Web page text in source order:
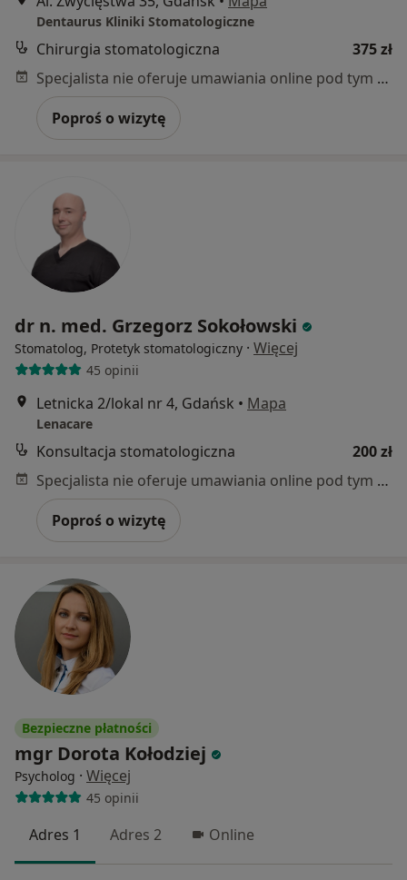
Dentaurus Kliniki Stomatologiczne
Chirurgia stomatologiczna
375 zł
Specjalista nie oferuje umawiania online pod tym adresem.
Poproś o wizytę
dr n. med. Grzegorz Sokołowski
Stomatolog, Protetyk stomatologiczny · Więcej
45 opinii
Letnicka 2/lokal nr 4, Gdańsk • Mapa
Lenacare
Konsultacja stomatologiczna
200 zł
Specjalista nie oferuje umawiania online pod tym adresem.
Poproś o wizytę
Bezpieczne płatności
mgr Dorota Kołodziej
Psycholog · Więcej
45 opinii
Adres 1 Adres 2 Online